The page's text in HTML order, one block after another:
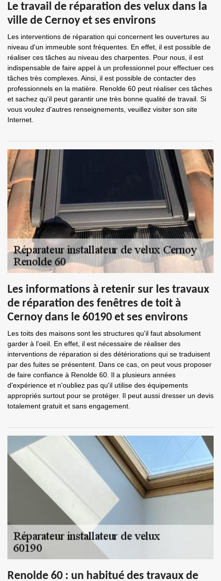
Le travail de réparation des velux dans la
ville de Cernoy et ses environs
Les interventions de réparation qui concernent les ouvertures au
niveau d'un immeuble sont fréquentes. En effet, il est possible de
réaliser ces tâches au niveau des charpentes. Pour nous, il est
indispensable de faire appel à un professionnel pour effectuer ces
tâches très complexes. Ainsi, il est possible de contacter des
professionnels en la matière. Renolde 60 peut réaliser ces tâches
et sachez qu'il peut garantir une très bonne qualité de travail. Si
vous voulez d'autres renseignements, veuillez visiter son site
Internet.
Les informations à retenir sur les travaux
de réparation des fenêtres de toit à
Cernoy dans le 60190 et ses environs
Les toits des maisons sont les structures qu'il faut absolument
garder à l'oeil. En effet, il est nécessaire de réaliser des
interventions de réparation si des détériorations qui se traduisent
par des fuites se présentent. Dans ce cas, on peut vous proposer
de faire confiance à Renolde 60. Il a plusieurs années
d'expérience et n'oubliez pas qu'il utilise des équipements
appropriés surtout pour se protéger. Il peut aussi dresser un devis
totalement gratuit et sans engagement.
Renolde 60 : un habitué des travaux de